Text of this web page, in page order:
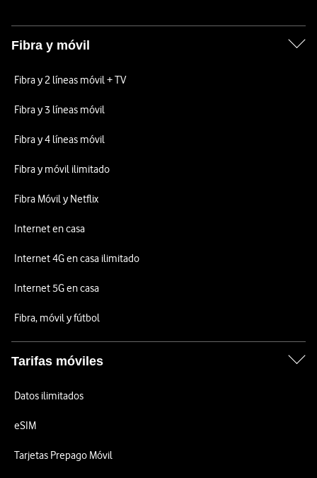
Fibra y móvil
Fibra y 2 líneas móvil + TV
Fibra y 3 líneas móvil
Fibra y 4 líneas móvil
Fibra y móvil ilimitado
Fibra Móvil y Netflix
Internet en casa
Internet 4G en casa ilimitado
Internet 5G en casa
Fibra, móvil y fútbol
Tarifas móviles
Datos ilimitados
eSIM
Tarjetas Prepago Móvil